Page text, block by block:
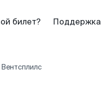
билет? Поддержка